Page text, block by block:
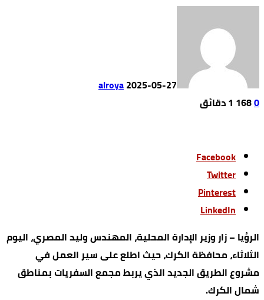
alroya2025-05-27
0
168 1 ‫دقائق‬
Facebook
Twitter
Pinterest
LinkedIn
الرؤيا – زار وزير الإدارة المحلية، المهندس وليد المصري، اليوم
الثلاثاء، محافظة الكرك، حيث اطلع على سير العمل في
مشروع الطريق الجديد الذي يربط مجمع السفريات بمناطق
شمال الكرك.